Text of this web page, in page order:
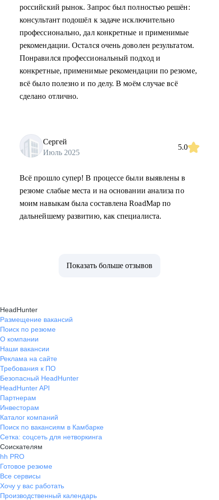
российский рынок. Запрос был полностью решён:
консультант подошёл к задаче исключительно
профессионально, дал конкретные и применимые
рекомендации. Остался очень доволен результатом.
Понравился профессиональный подход и
конкретные, применимые рекомендации по резюме,
всё было полезно и по делу. В моём случае всё
сделано отлично.
Сергей
Июль 2025
5.0
Всё прошло супер! В процессе были выявлены в
резюме слабые места и на основании анализа по
моим навыкам была составлена RoadMap по
дальнейшему развитию, как специалиста.
Показать больше отзывов
HeadHunter
Размещение вакансий
Поиск по резюме
О компании
Наши вакансии
Реклама на сайте
Требования к ПО
Безопасный HeadHunter
HeadHunter API
Партнерам
Инвесторам
Каталог компаний
Поиск по вакансиям в Камбарке
Сетка: соцсеть для нетворкинга
Соискателям
hh PRO
Готовое резюме
Все сервисы
Хочу у вас работать
Производственный календарь